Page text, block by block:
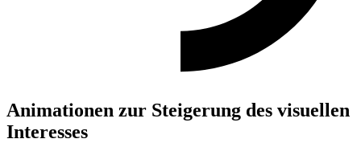
Animationen zur Steigerung des visuellen
Interesses